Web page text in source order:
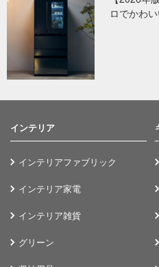
ロでかわ
インテリア
インテリアファブリック
インテリア家電
インテリア雑貨
グリーン